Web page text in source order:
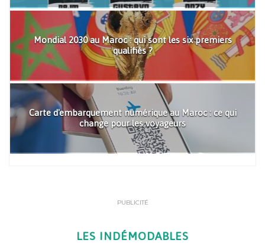
Mondial 2030 au Maroc : qui sont les six premiers
qualifiés ?
Carte d'embarquement numérique au Maroc : ce qui
change pour les voyageurs
PUBLICITÉ
LES INDÉMODABLES